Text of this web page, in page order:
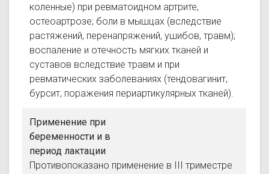
коленные) при ревматоидном артрите,
остеоартрозе; боли в мышцах (вследствие
растяжений, перенапряжений, ушибов, травм);
воспаление и отечность мягких тканей и
суставов вследствие травм и при
ревматических заболеваниях (тендовагинит,
бурсит, поражения периартикулярных тканей).
Применение при
беременности и в
период лактации
Противопоказано применение в III триместре